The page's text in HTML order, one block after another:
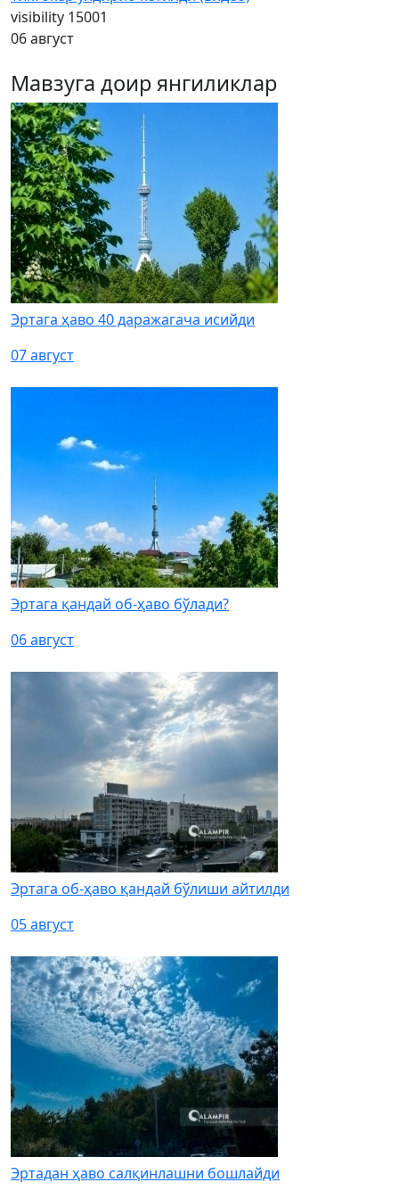
visibility 15001
06 август
Мавзуга доир янгиликлар
Эртага ҳаво 40 даражагача исийди
07 август
Эртага қандай об-ҳаво бўлади?
06 август
Эртага об-ҳаво қандай бўлиши айтилди
05 август
Эртадан ҳаво салқинлашни бошлайди